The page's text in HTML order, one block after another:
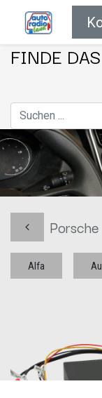
FINDE
Porsche
Alfa